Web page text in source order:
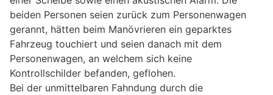
beiden Personen seien zurück zum Personenwagen
gerannt, hätten beim Manövrieren ein geparktes
Fahrzeug touchiert und seien danach mit dem
Personenwagen, an welchem sich keine
Kontrollschilder befanden, geflohen.
Bei der unmittelbaren Fahndung durch die